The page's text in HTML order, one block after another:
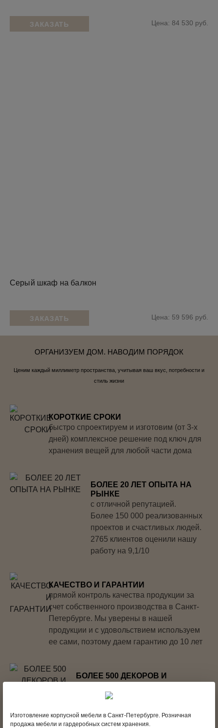
ЗАКАЗАТЬ Цена: 84 530 руб.
Серый шкаф на балкон
ЗАКАЗАТЬ Цена: 59 596 руб.
ОРГАНИЗУЕМ ДОМ. НАВОДИМ ПОРЯДОК
Ценим каждый миллиметр пространства, учитывая ваш вкус, потребности и
стиль жизни
КОРОТКИЕ СРОКИ
быстро спроектируем и изготовим (от 3-х
дней) комплексное решение под ключ для
хранения вещей для любой части дома
БОЛЕЕ 20 ЛЕТ ОПЫТА НА
РЫНКЕ
с отличной репутацией.
Более 150 000 реализованных
проектов и счастливых людей.
2765 клиентов оценили нашу
работу на 9,1/10
КАЧЕСТВО И ГАРАНТИИ
прямой контроль качества продукции за
счет собственного производства в Санкт-
Петербурге. Мы уверены в нашей
продукции и с удовольствием используем
ее сами, поэтому даем гарантию до 10 лет
БОЛЕЕ 500 ДЕКОРОВ И
чтобы создать то самое мебельное
которое по-настоящему хочется
Изготовление корпусной мебели в Санкт-Петербурге. Розничная
продажа мебели и гардеробных систем хранения.